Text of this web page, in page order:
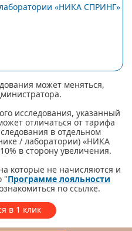
«НИКА СПРИНГ»
может меняться,
исследования, указанный
отличаться от тарифа
в отдельном
/ лаборатории) «НИКА
в сторону увеличения.
которые не начисляются и
"Программе лояльности
по ссылке.
в 1 клик